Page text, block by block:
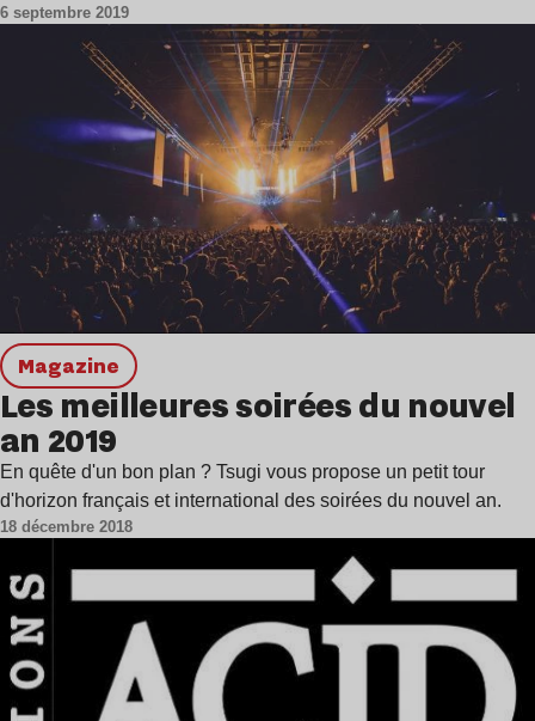
6 septembre 2019
magazine
Les meilleures soirées du nouvel
an 2019
En quête d'un bon plan ? Tsugi vous propose un petit tour
d'horizon français et international des soirées du nouvel an.
18 décembre 2018